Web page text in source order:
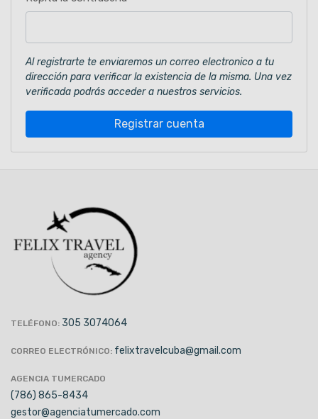
Al registrarte te enviaremos un correo electronico a tu
dirección para verificar la existencia de la misma. Una vez
verificada podrás acceder a nuestros servicios.
Registrar cuenta
TELÉFONO: 305 3074064
CORREO ELECTRÓNICO: felixtravelcuba@gmail.com
AGENCIA TUMERCADO
(786) 865-8434
gestor@agenciatumercado.com